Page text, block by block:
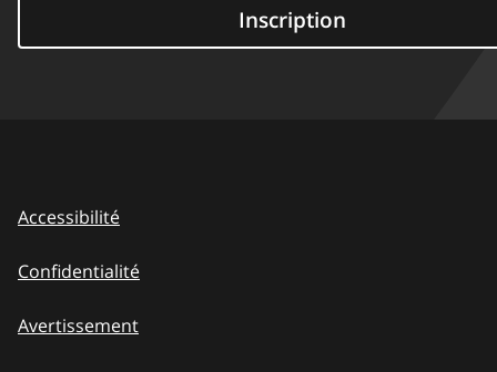
Inscription
Accessibilité
Confidentialité
Avertissement